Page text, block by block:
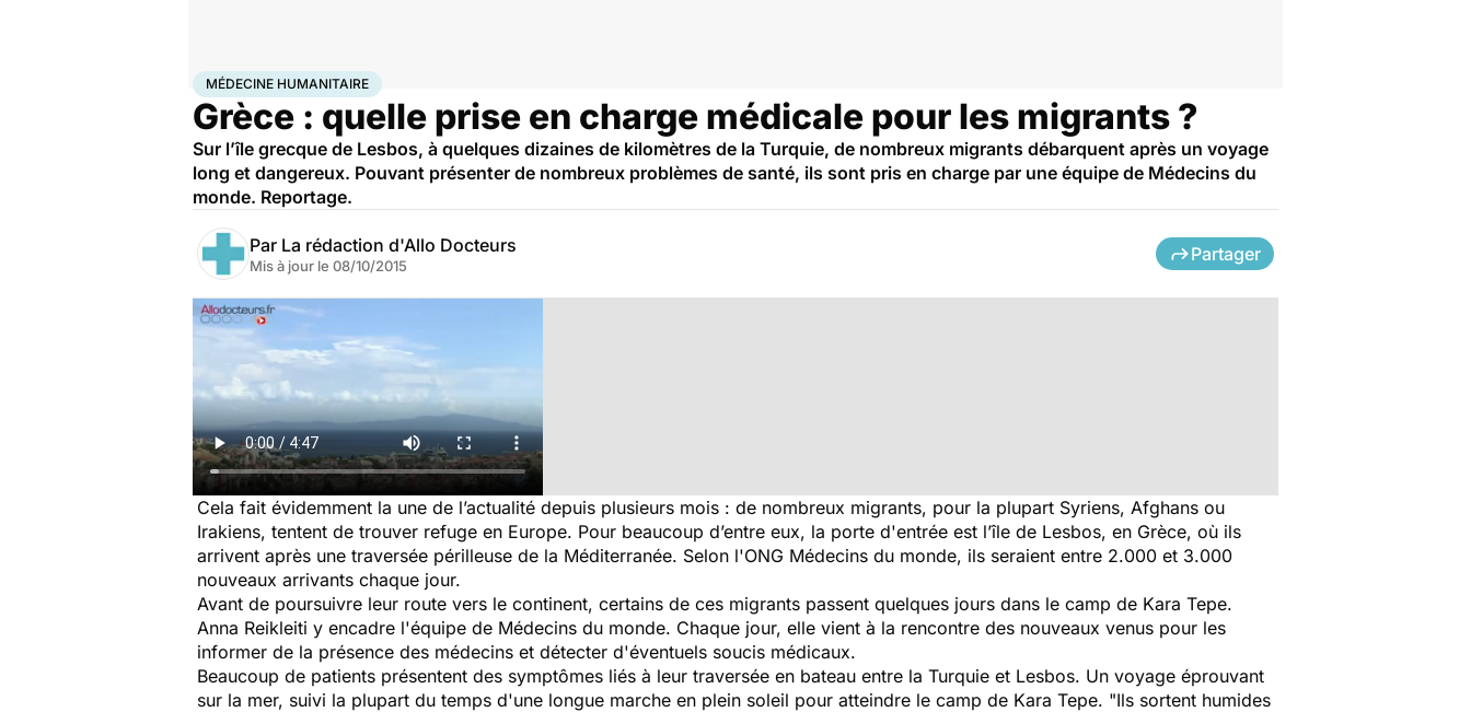
AccueilSanté Médecine humanitaire
MÉDECINE HUMANITAIRE
Grèce : quelle prise en charge médicale pour les migrants ?
Sur l’île grecque de Lesbos, à quelques dizaines de kilomètres de la Turquie, de nombreux migrants débarquent après un voyage
long et dangereux. Pouvant présenter de nombreux problèmes de santé, ils sont pris en charge par une équipe de Médecins du
monde. Reportage.
Par La rédaction d'Allo Docteurs
Mis à jour le 08/10/2015
Partager
Cela fait évidemment la une de l’actualité depuis plusieurs mois : de nombreux migrants, pour la plupart Syriens, Afghans ou
Irakiens, tentent de trouver refuge en Europe. Pour beaucoup d’entre eux, la porte d'entrée est l’île de Lesbos, en Grèce, où ils
arrivent après une traversée périlleuse de la Méditerranée. Selon l'ONG Médecins du monde, ils seraient entre 2.000 et 3.000
nouveaux arrivants chaque jour.
Avant de poursuivre leur route vers le continent, certains de ces migrants passent quelques jours dans le camp de Kara Tepe.
Anna Reikleiti y encadre l'équipe de Médecins du monde. Chaque jour, elle vient à la rencontre des nouveaux venus pour les
informer de la présence des médecins et détecter d'éventuels soucis médicaux.
Beaucoup de patients présentent des symptômes liés à leur traversée en bateau entre la Turquie et Lesbos. Un voyage éprouvant
sur la mer, suivi la plupart du temps d'une longue marche en plein soleil pour atteindre le camp de Kara Tepe. "Ils sortent humides